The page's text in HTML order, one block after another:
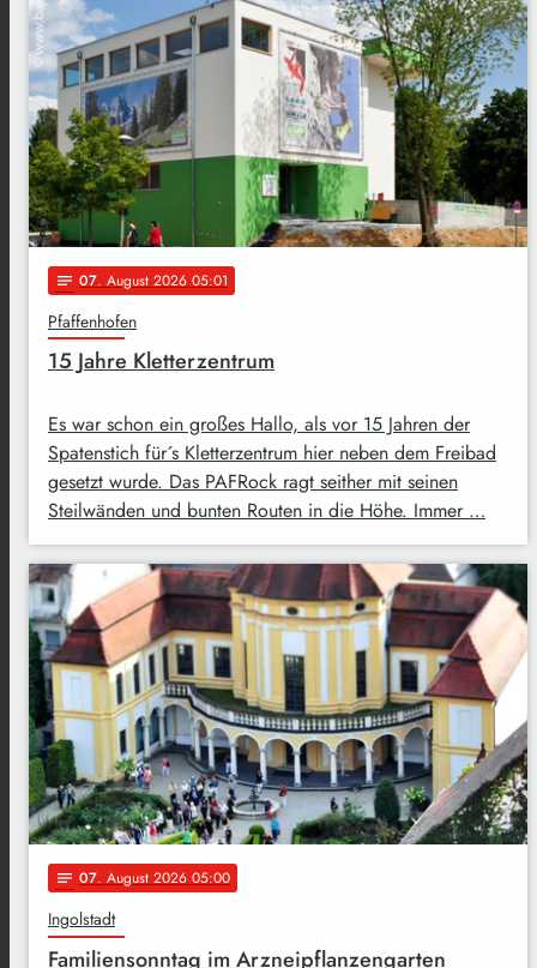
notes 07. August 2026 05:01
Pfaffenhofen
15 Jahre Kletterzentrum
Es war schon ein großes Hallo, als vor 15 Jahren der
Spatenstich für´s Kletterzentrum hier neben dem Freibad
gesetzt wurde. Das PAFRock ragt seither mit seinen
Steilwänden und bunten Routen in die Höhe. Immer …
notes 07. August 2026 05:00
Ingolstadt
Familiensonntag im Arzneipflanzengarten